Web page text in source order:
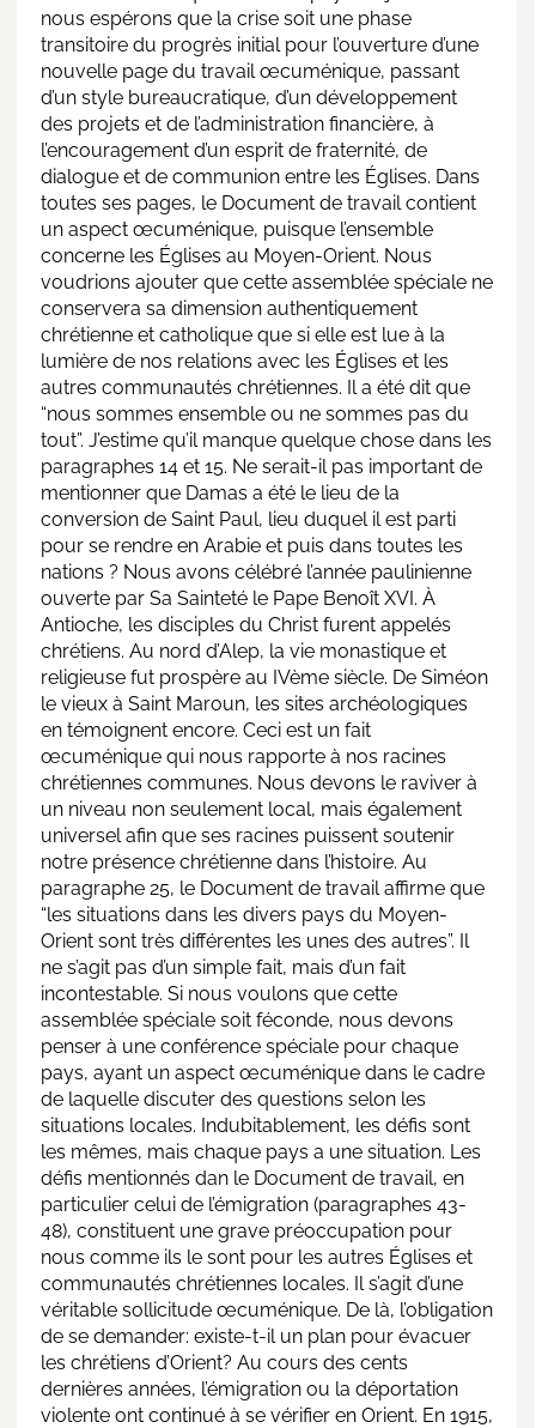
nous espérons que la crise soit une phase
transitoire du progrès initial pour l’ouverture d’une
nouvelle page du travail œcuménique, passant
d’un style bureaucratique, d’un développement
des projets et de l’administration financière, à
l’encouragement d’un esprit de fraternité, de
dialogue et de communion entre les Églises. Dans
toutes ses pages, le Document de travail contient
un aspect œcuménique, puisque l’ensemble
concerne les Églises au Moyen-Orient. Nous
voudrions ajouter que cette assemblée spéciale ne
conservera sa dimension authentiquement
chrétienne et catholique que si elle est lue à la
lumière de nos relations avec les Églises et les
autres communautés chrétiennes. Il a été dit que
“nous sommes ensemble ou ne sommes pas du
tout”. J’estime qu’il manque quelque chose dans les
paragraphes 14 et 15. Ne serait-il pas important de
mentionner que Damas a été le lieu de la
conversion de Saint Paul, lieu duquel il est parti
pour se rendre en Arabie et puis dans toutes les
nations ? Nous avons célébré l’année paulinienne
ouverte par Sa Sainteté le Pape Benoît XVI. À
Antioche, les disciples du Christ furent appelés
chrétiens. Au nord d’Alep, la vie monastique et
religieuse fut prospère au IVème siècle. De Siméon
le vieux à Saint Maroun, les sites archéologiques
en témoignent encore. Ceci est un fait
œcuménique qui nous rapporte à nos racines
chrétiennes communes. Nous devons le raviver à
un niveau non seulement local, mais également
universel afin que ses racines puissent soutenir
notre présence chrétienne dans l’histoire. Au
paragraphe 25, le Document de travail affirme que
“les situations dans les divers pays du Moyen-
Orient sont très différentes les unes des autres”. Il
ne s’agit pas d’un simple fait, mais d’un fait
incontestable. Si nous voulons que cette
assemblée spéciale soit féconde, nous devons
penser à une conférence spéciale pour chaque
pays, ayant un aspect œcuménique dans le cadre
de laquelle discuter des questions selon les
situations locales. Indubitablement, les défis sont
les mêmes, mais chaque pays a une situation. Les
défis mentionnés dan le Document de travail, en
particulier celui de l’émigration (paragraphes 43-
48), constituent une grave préoccupation pour
nous comme ils le sont pour les autres Églises et
communautés chrétiennes locales. Il s’agit d’une
véritable sollicitude œcuménique. De là, l’obligation
de se demander: existe-t-il un plan pour évacuer
les chrétiens d’Orient? Au cours des cents
dernières années, l’émigration ou la déportation
violente ont continué à se vérifier en Orient. En 1915,